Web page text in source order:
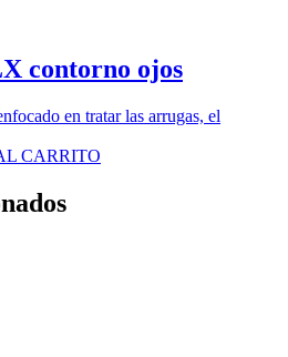
contorno ojos
en tratar las arrugas, el
CARRITO